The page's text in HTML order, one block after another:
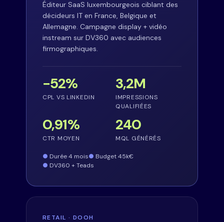
Éditeur SaaS luxembourgeois ciblant des
décideurs IT en France, Belgique et
Allemagne. Campagne display + vidéo
instream sur DV360 avec audiences
firmographiques.
−52%
CPL VS LINKEDIN
3,2M
IMPRESSIONS
QUALIFIÉES
0,91%
CTR MOYEN
240
MQL GÉNÉRÉS
Durée 4 mois
Budget 45k€
DV360 + Teads
RETAIL · DOOH